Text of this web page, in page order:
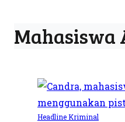
Mahasiswa
HeadlineKriminal